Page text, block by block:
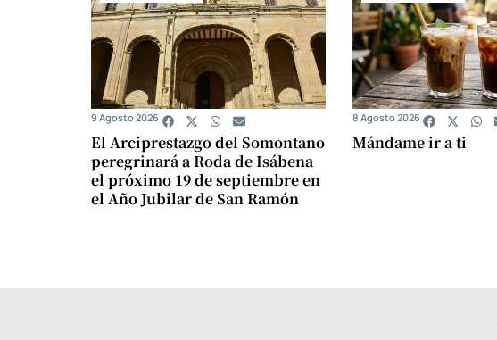
El Arciprestazgo del Somontano
peregrinará a Roda de Isábena
el próximo 19 de septiembre en
el Año Jubilar de San Ramón
9 Agosto 2026
Mándame ir a ti
8 Agosto 2026